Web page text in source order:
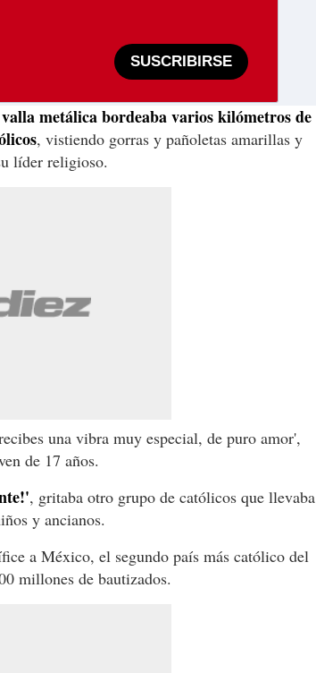
SUSCRIBIRSE
metálica bordeaba varios kilómetros de
, vistiendo gorras y pañoletas amarillas y
líder religioso.
una vibra muy especial, de puro amor',
de 17 años.
, gritaba otro grupo de católicos que llevaba
y ancianos.
a México, el segundo país más católico del
millones de bautizados.